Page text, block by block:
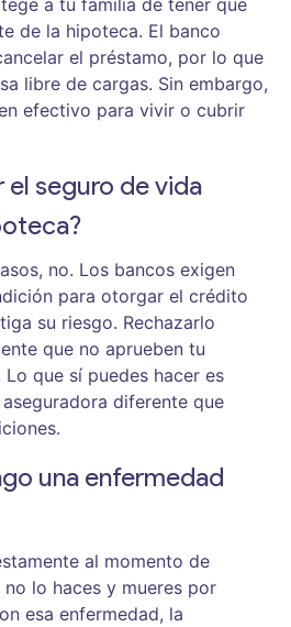
a tu familia de tener que
de la hipoteca. El banco
el préstamo, por lo que
libre de cargas. Sin embargo,
efectivo para vivir o cubrir
el seguro de vida
no. Los bancos exigen
para otorgar el crédito
su riesgo. Rechazarlo
que no aprueben tu
que sí puedes hacer es
diferente que
una enfermedad
al momento de
lo haces y mueres por
esa enfermedad, la